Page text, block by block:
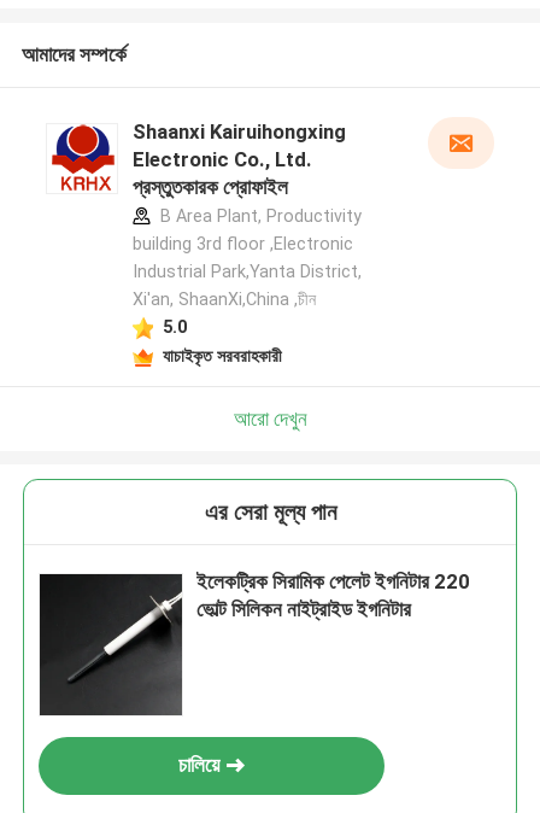
আমাদের সম্পর্কে
Shaanxi Kairuihongxing
Electronic Co., Ltd.
প্রস্তুতকারক প্রোফাইল
B Area Plant, Productivity
building 3rd floor ,Electronic
Industrial Park,Yanta District,
Xi'an, ShaanXi,China ,চীন
5.0
যাচাইকৃত সরবরাহকারী
আরো দেখুন
এর সেরা মূল্য পান
ইলেকট্রিক সিরামিক পেলেট ইগনিটার 220
ভোল্ট সিলিকন নাইট্রাইড ইগনিটার
চালিয়ে